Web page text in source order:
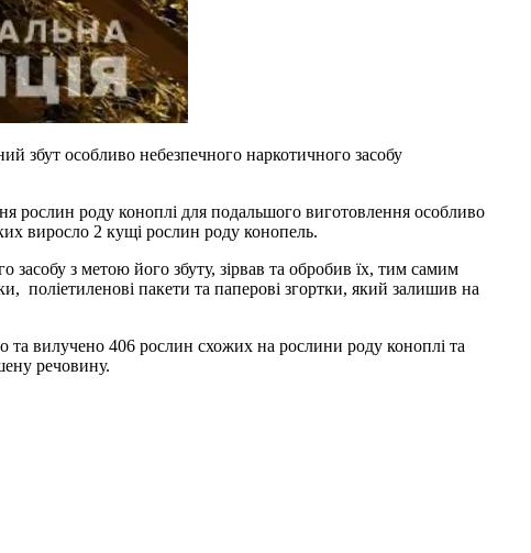
збут особливо небезпечного наркотичного засобу
рослин роду коноплі для подальшого виготовлення особливо
виросло 2 кущі рослин роду конопель.
з метою його збуту, зірвав та обробив їх, тим самим
поліетиленові пакети та паперові згортки, який залишив на
та вилучено 406 рослин схожих на рослини роду коноплі та
речовину.